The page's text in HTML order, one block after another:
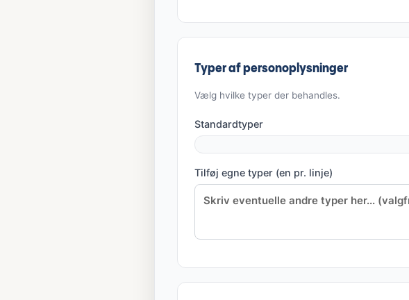
Typer af personoplysninger
Vælg hvilke typer der behandles.
Standardtyper
Tilføj egne typer (en pr. linje)